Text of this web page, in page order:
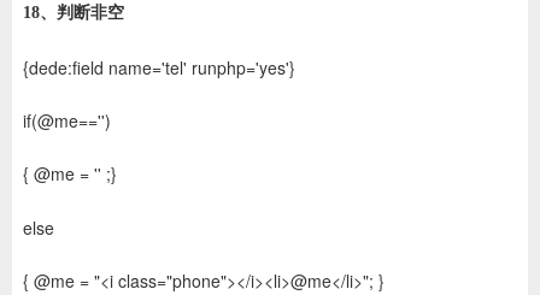
18、判断非空
{dede:field name='tel' runphp='yes'}
if(@me=='')
{ @me = '' ;}
else
{ @me = "<i class="phone"></i><li>@me</li>"; }